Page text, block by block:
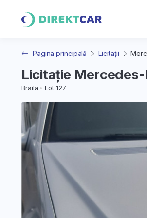
Pagina principală Licitații
Licitație
Braila Lot 127